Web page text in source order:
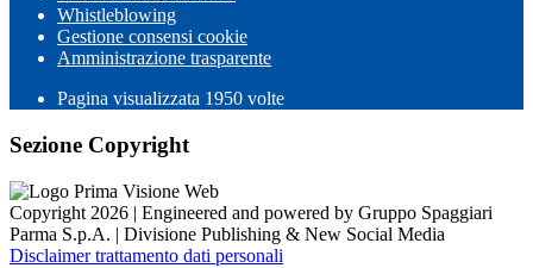
Whistleblowing
Gestione consensi cookie
Amministrazione trasparente
Pagina visualizzata 1950 volte
Sezione Copyright
Copyright 2026 | Engineered and powered by Gruppo Spaggiari
Parma S.p.A. | Divisione Publishing & New Social Media
Disclaimer trattamento dati personali